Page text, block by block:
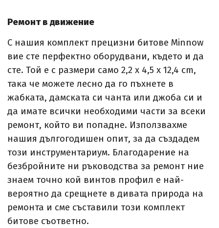
Ремонт в движение
С нашия комплект прецизни битове Minnow
вие сте перфектно оборудвани, където и да
сте. Той е с размери само 2,2 x 4,5 x 12,4 cm,
така че можете лесно да го пъхнете в
жабката, дамската си чанта или джоба си и
да имате всички необходими части за всеки
ремонт, който ви попадне. Използвахме
нашия дългогодишен опит, за да създадем
този инструментариум. Благодарение на
безбройните ни ръководства за ремонт ние
знаем точно кой винтов профил е най-
вероятно да срещнете в дивата природа на
ремонта и сме съставили този комплект
битове съответно.